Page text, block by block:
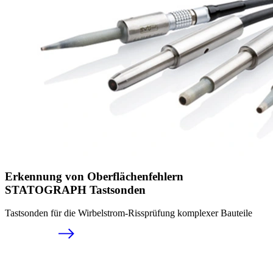
Erkennung von Ober­flächenfehlern
STATOGRAPH Tastsonden
Tastsonden für die Wirbelstrom-Rissprüfung komplexer Bauteile